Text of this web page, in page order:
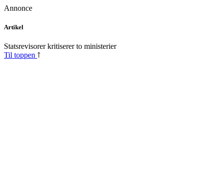
Annonce
Skip
content
Artikel
Statsrevisorer kritiserer to ministerier
Til toppen